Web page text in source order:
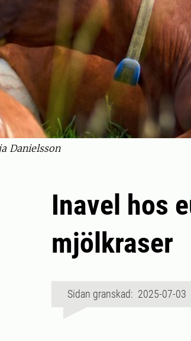
Danielsson
Inavel hos
mjölkraser
Sidan granskad: 2025-07-03